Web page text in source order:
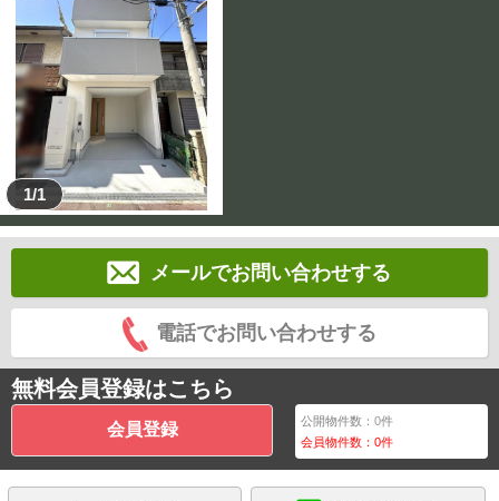
1/1
メールでお問い合わせする
電話でお問い合わせする
無料会員登録はこちら
会員登録 公開物件数：0件
会員物件数：0件